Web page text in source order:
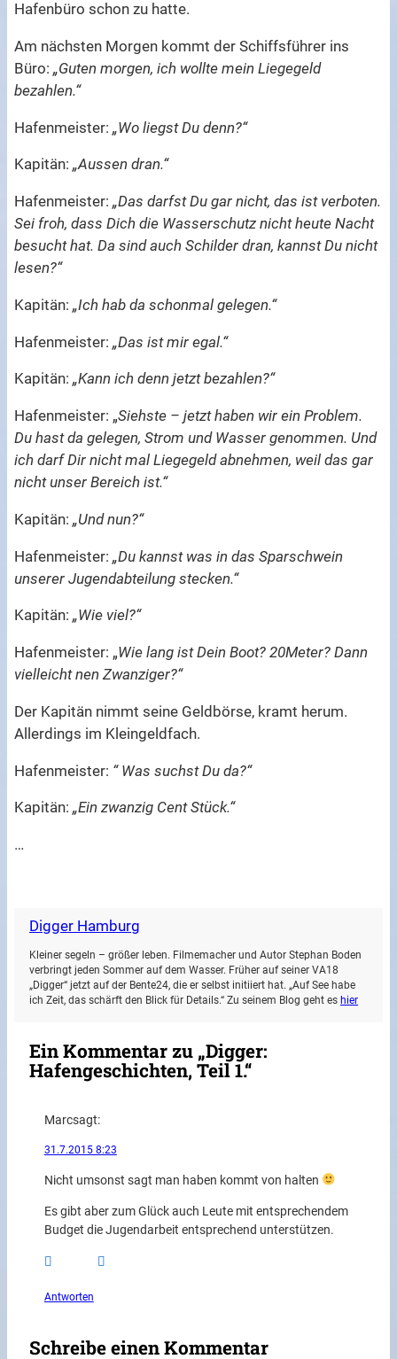
Hafenbüro schon zu hatte.
Am nächsten Morgen kommt der Schiffsführer ins
Büro: „Guten morgen, ich wollte mein Liegegeld
bezahlen.“
Hafenmeister:„Wo liegst Du denn?“
Kapitän:„Aussen dran.“
Hafenmeister:„Das darfst Du gar nicht, das ist verboten.
Sei froh, dass Dich die Wasserschutz nicht heute Nacht
besucht hat. Da sind auch Schilder dran, kannst Du nicht
lesen?“
Kapitän:„Ich hab da schonmal gelegen.“
Hafenmeister:„Das ist mir egal.“
Kapitän:„Kann ich denn jetzt bezahlen?“
Hafenmeister: „Siehste – jetzt haben wir ein Problem.
Du hast da gelegen, Strom und Wasser genommen. Und
ich darf Dir nicht mal Liegegeld abnehmen, weil das gar
nicht unser Bereich ist.“
Kapitän: „Und nun?“
Hafenmeister:„Du kannst was in das Sparschwein
unserer Jugendabteilung stecken.“
Kapitän:„Wie viel?“
Hafenmeister: „Wie lang ist Dein Boot? 20Meter? Dann
vielleicht nen Zwanziger?“
Der Kapitän nimmt seine Geldbörse, kramt herum.
Allerdings im Kleingeldfach.
Hafenmeister: “ Was suchst Du da?“
Kapitän:„Ein zwanzig Cent Stück.“
…
Digger Hamburg
Kleiner segeln – größer leben. Filmemacher und Autor Stephan Boden
verbringt jeden Sommer auf dem Wasser. Früher auf seiner VA18
„Digger“ jetzt auf der Bente24, die er selbst initiiert hat. „Auf See habe
ich Zeit, das schärft den Blick für Details.“ Zu seinem Blog geht eshier
Ein Kommentar zu „Digger:
Hafengeschichten, Teil 1.“
Marcsagt:
31.7.2015 8:23
Nicht umsonst sagt man haben kommt von halten
Es gibt aber zum Glück auch Leute mit entsprechendem
Budget die Jugendarbeit entsprechend unterstützen.
Antworten
Schreibe einen Kommentar